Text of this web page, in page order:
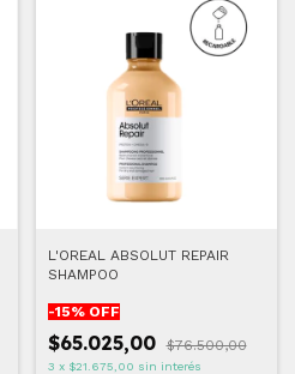
L'OREAL ABSOLUT REPAIR
SHAMPOO
-15% OFF
$65.025,00 $76.500,00
3 x $21.675,00 sin interés